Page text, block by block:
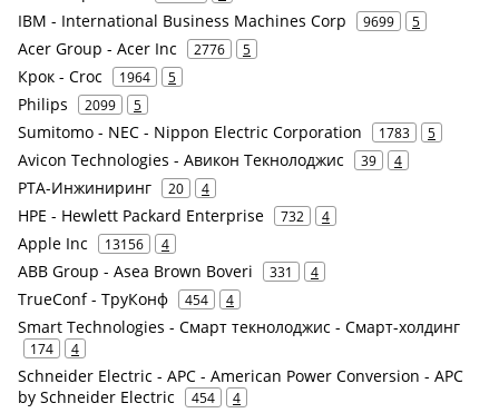
IBM - International Business Machines Corp 9699 5
Acer Group - Acer Inc 2776 5
Крок - Croc 1964 5
Philips 2099 5
Sumitomo - NEC - Nippon Electric Corporation 1783 5
Avicon Technologies - Авикон Текнолоджис 39 4
РТА-Инжиниринг 20 4
HPE - Hewlett Packard Enterprise 732 4
Apple Inc 13156 4
ABB Group - Asea Brown Boveri 331 4
TrueConf - ТруКонф 454 4
Smart Technologies - Смарт текнолоджис - Смарт-холдинг
174 4
Schneider Electric - APC - American Power Conversion - APC
by Schneider Electric
454 4